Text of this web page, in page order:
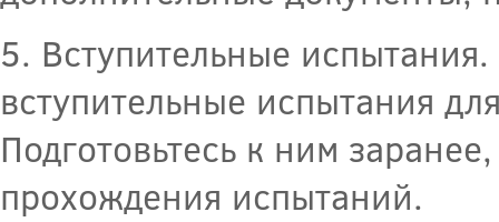
5. Вступительные
вступительные испытания
Подготовьтесь к ним
прохождения испытаний.